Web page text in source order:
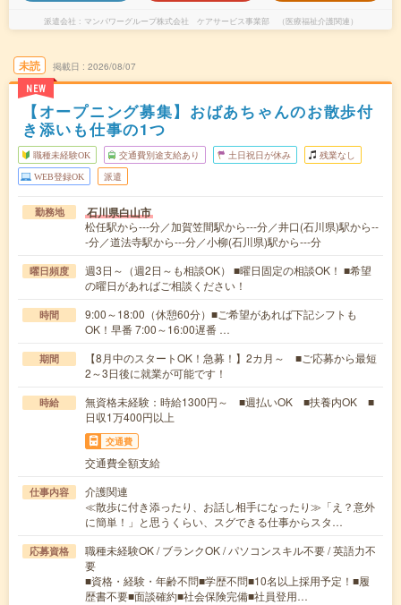
派遣会社 マンパワーグループ株式会社 ケアサービス事業部 （医療福祉介護関連）
未読
NEW
掲載日 2026/08/07
【オープニング募集】おばあちゃんのお散歩付
き添いも仕事の1つ
職種未経験OK 交通費別途支給あり 土日祝日が休み 残業なし
WEB登録OK 派遣
勤務地 石川県白山市
松任駅から---分／加賀笠間駅から---分／井口(石川県)駅から--
-分／道法寺駅から---分／小柳(石川県)駅から---分
曜日頻度
週3日～（週2日～も相談OK） ■曜日固定の相談OK！ ■希望
の曜日があればご相談ください！
時間
9:00～18:00（休憩60分）■ご希望があれば下記シフトも
OK！早番 7:00～16:00遅番 …
期間
【8月中のスタートOK！急募！】2カ月～ ■ご応募から最短
2～3日後に就業が可能です！
時給
無資格未経験：時給1300円～ ■週払いOK ■扶養内OK ■
日収1万400円以上
交通費
交通費全額支給
仕事内容
介護関連
≪散歩に付き添ったり、お話し相手になったり≫「え？意外
に簡単！」と思うくらい、スグできる仕事からスタ…
応募資格
職種未経験OK / ブランクOK / パソコンスキル不要 / 英語力不
要
■資格・経験・年齢不問■学歴不問■10名以上採用予定！■履
歴書不要■面談確約■社会保険完備■社員登用…